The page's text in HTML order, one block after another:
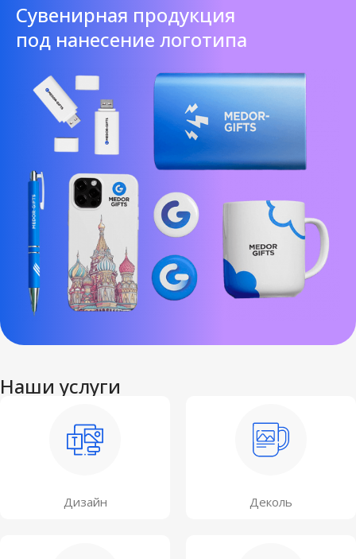
Cувенирная продукция
под нанесение логотипа
Наши услуги
Дизайн Деколь